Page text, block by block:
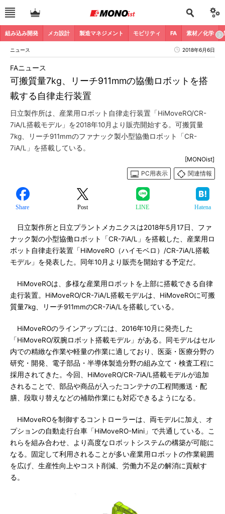
組み込み開発 メカ設計 製造マネジメント モビリティ FA 素材／化学
ニュース 2018年6月6日
可搬質量7kg、リーチ911mmの協働ロボットを搭
載する自律走行装置
FAニュース
日立製作所は、産業用ロボット自律走行装置「HiMoveRO/CR-
7iA/L搭載モデル」を2018年10月より販売開始する。可搬質量
7kg、リーチ911mmのファナック製小型協働ロボット「CR-
7iA/L」を搭載している。
[MONOist]
PC用表示
関連情報
Share Post LINE Hatena
日立製作所と日立プラントメカニクスは2018年5月17日、ファ
ナック製の小型協働ロボット「CR-7iA/L」を搭載した、産業用ロ
ボット自律走行装置「HiMoveRO（ハイモベロ）/CR-7iA/L搭載
モデル」を発表した。同年10月より販売を開始する予定だ。
HiMoveROは、多様な産業用ロボットを上部に搭載できる自律
走行装置。HiMoveRO/CR-7iA/L搭載モデルは、HiMoveROに可搬
質量7kg、リーチ911mmのCR-7iA/Lを搭載している。
HiMoveROのラインアップには、2016年10月に発売した
「HiMoveRO/双腕ロボット搭載モデル」がある。同モデルはセル
内での精緻な作業や軽量の作業に適しており、医薬・医療分野の
研究・開発、電子部品・半導体製造分野の組み立て・検査工程に
採用されてきた。今回、HiMoveRO/CR-7iA/L搭載モデルが追加
されることで、部品や商品が入ったコンテナの工程間搬送・配
膳、段取り替えなどの補助作業にも対応できるようになる。
HiMoveROを制御するコントローラーは、両モデルに加え、オ
プションの自動走行台車「HiMoveRO-Mini」で共通している。こ
れらを組み合わせ、より高度なロボットシステムの構築が可能に
なる。固定して利用されることが多い産業用ロボットの作業範囲
を広げ、生産性向上やコスト削減、労働力不足の解消に貢献す
る。